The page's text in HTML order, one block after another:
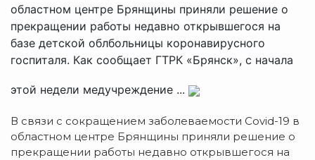
областном центре Брянщины приняли решение о
прекращении работы недавно открывшегося на
базе детской облбольницы коронавирусного
госпиталя. Как сообщает ГТРК «Брянск», с начала
этой недели медучреждение ...
В связи с сокращением заболеваемости Covid-19 в
областном центре Брянщины приняли решение о
прекращении работы недавно открывшегося на